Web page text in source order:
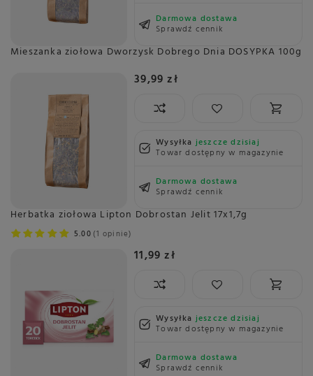
Darmowa dostawa
Sprawdź cennik
Mieszanka ziołowa Dworzysk Dobrego Dnia DOSYPKA 100g
39,99 zł
Wysyłkajeszcze dzisiaj
Towar dostępny w magazynie
Darmowa dostawa
Sprawdź cennik
Herbatka ziołowa Lipton Dobrostan Jelit 17x1,7g
5.00 1 opinie
11,99 zł
Wysyłkajeszcze dzisiaj
Towar dostępny w magazynie
Darmowa dostawa
Sprawdź cennik